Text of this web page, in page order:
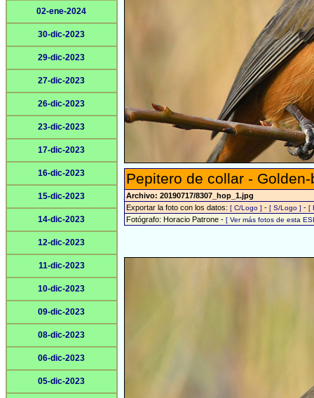
02-ene-2024
30-dic-2023
29-dic-2023
27-dic-2023
26-dic-2023
23-dic-2023
17-dic-2023
16-dic-2023
15-dic-2023
14-dic-2023
12-dic-2023
11-dic-2023
10-dic-2023
09-dic-2023
08-dic-2023
06-dic-2023
05-dic-2023
Pepitero de collar -
Archivo: 20190717/8307_hop_1.jpg
Exportar la foto con los datos: [ C/Logo ] - [ S/Logo ] - [
Fotógrafo: Horacio Patrone - [ Ver más fotos de esta